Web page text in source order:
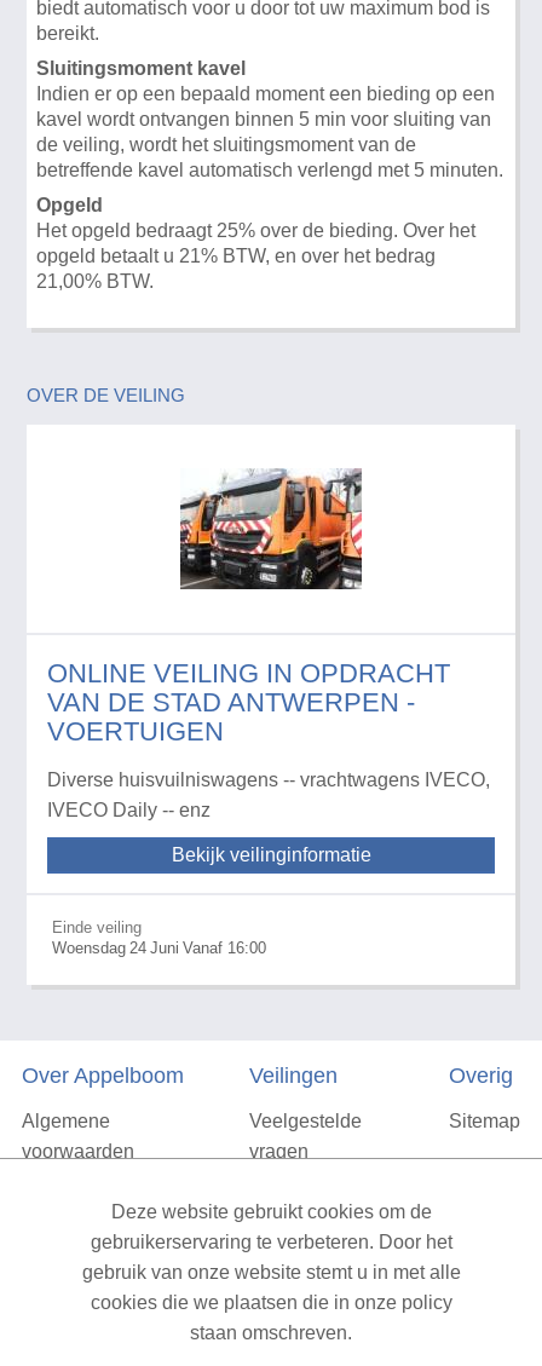
biedt automatisch voor u door tot uw maximum bod is
bereikt.
Sluitingsmoment kavel
Indien er op een bepaald moment een bieding op een
kavel wordt ontvangen binnen 5 min voor sluiting van
de veiling, wordt het sluitingsmoment van de
betreffende kavel automatisch verlengd met 5 minuten.
Opgeld
Het opgeld bedraagt 25% over de bieding. Over het
opgeld betaalt u 21% BTW, en over het bedrag
21,00% BTW.
OVER DE VEILING
ONLINE VEILING IN OPDRACHT
VAN DE STAD ANTWERPEN -
VOERTUIGEN
Diverse huisvuilniswagens -- vrachtwagens IVECO,
IVECO Daily -- enz
Bekijk veilinginformatie
Einde veiling
Woensdag 24 Juni Vanaf 16:00
Over Appelboom
Algemene
voorwaarden
Vacatures
Contact
Veilingen
Veelgestelde
vragen
Overig
Sitemap
| All rights reserved v1.7.6 (NAD-WEB-2)
Deze website gebruikt cookies om de
gebruikerservaring te verbeteren. Door het
gebruik van onze website stemt u in met alle
cookies die we plaatsen die in onze policy
staan omschreven.